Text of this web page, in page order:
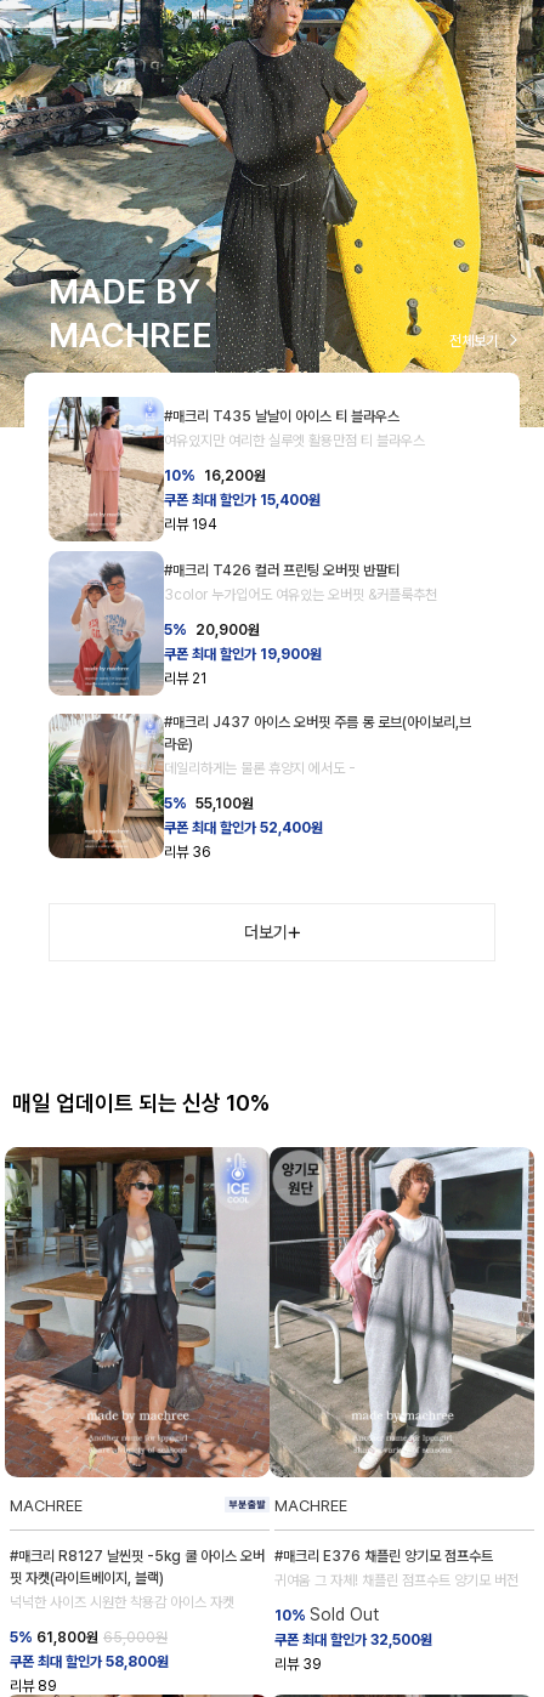
MADE BY
MACHREE
전체보기
#매크리 T435 날날이 아이스 티 블라우스
여유있지만 여리한 실루엣 활용만점 티 블라우스
10% 16,200원
쿠폰 최대 할인가 15,400원
리뷰 194
#매크리 T426 컬러 프린팅 오버핏 반팔티
3color 누가입어도 여유있는 오버핏 &커플룩추천
5% 20,900원
쿠폰 최대 할인가 19,900원
리뷰 21
#매크리 J437 아이스 오버핏 주름 롱 로브(아이보리,브
라운)
데일리하게는 물론 휴양지 에서도 -
5% 55,100원
쿠폰 최대 할인가 52,400원
리뷰 36
더보기
매일 업데이트 되는 신상 10%
MACHREE
#매크리 R8127 날씬핏 -5kg 쿨 아이스 오버
핏 자켓(라이트베이지, 블랙)
넉넉한 사이즈 시원한 착용감 아이스 자켓
5% 61,800원 65,000원
쿠폰 최대 할인가 58,800원
리뷰 89
MACHREE
#매크리 E376 채플린 양기모 점프수트
귀여움 그 자체! 채플린 점프수트 양기모 버전
10% Sold Out
쿠폰 최대 할인가 32,500원
리뷰 39